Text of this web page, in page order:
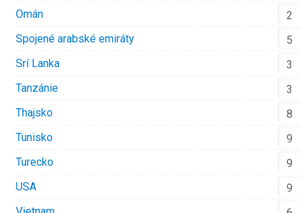
Omán
2
Spojené arabské emiráty
5
Srí Lanka
3
Tanzánie
3
Thajsko
8
Tunisko
9
Turecko
9
USA
9